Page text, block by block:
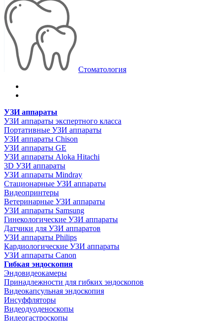
Стоматология
УЗИ аппараты
УЗИ аппараты экспертного класса
Портативные УЗИ аппараты
УЗИ аппараты Chison
УЗИ аппараты GE
УЗИ аппараты Aloka Hitachi
3D УЗИ аппараты
УЗИ аппараты Mindray
Стационарные УЗИ аппараты
Видеопринтеры
Ветеринарные УЗИ аппараты
УЗИ аппараты Samsung
Гинекологические УЗИ аппараты
Датчики для УЗИ аппаратов
УЗИ аппараты Philips
Кардиологические УЗИ аппараты
УЗИ аппараты Canon
Гибкая эндоскопия
Эндовидеокамеры
Принадлежности для гибких эндоскопов
Видеокапсульная эндоскопия
Инсуффляторы
Видеодуоденоскопы
Видеогастроскопы